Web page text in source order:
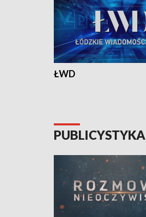
ŁWD
PUBLICYSTYKA